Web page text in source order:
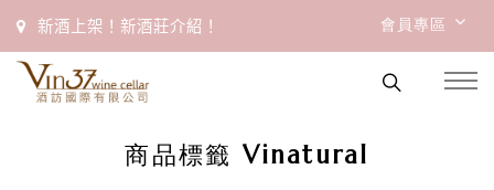
新酒上架！新酒莊介紹！ 會員專區
商品標籤 Vinatural